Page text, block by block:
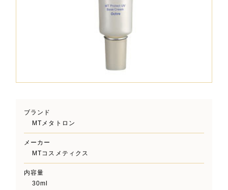
ブランド
MTメタトロン
メーカー
MTコスメティクス
内容量
30ml